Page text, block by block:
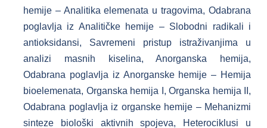
hemije – Analitika elemenata u tragovima, Odabrana
poglavlja iz Analitičke hemije – Slobodni radikali i
antioksidansi, Savremeni pristup istraživanjima u
analizi masnih kiselina, Anorganska hemija,
Odabrana poglavlja iz Anorganske hemije – Hemija
bioelemenata, Organska hemija I, Organska hemija II,
Odabrana poglavlja iz organske hemije – Mehanizmi
sinteze biološki aktivnih spojeva, Heterociklusi u